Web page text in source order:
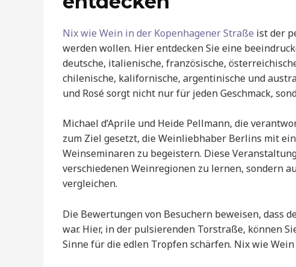
Nix wie Wein in der Kopenhagener Straße ist der
werden wollen. Hier entdecken Sie eine
deutsche, italienische, französische,
chilenische, kalifornische, argentinische und
und Rosé sorgt nicht nur für jeden Geschmack,
Michael d’Aprile und Heide Pellmann, die
zum Ziel gesetzt, die Weinliebhaber Berlins mit
Weinseminaren zu begeistern. Diese
verschiedenen Weinregionen zu lernen, sondern
vergleichen.
Die Bewertungen von Besuchern beweisen, dass
war. Hier, in der pulsierenden Torstraße, können
Sinne für die edlen Tropfen schärfen. Nix wie